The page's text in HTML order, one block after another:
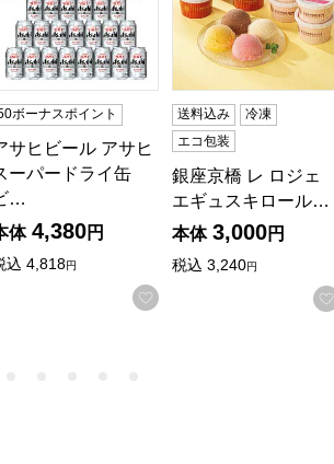
に入りに登録する
ボーナスポイント
サヒビール アサヒ
ーパードライ缶
…
体 4,380円
込 4,818円
お気に入りに登録する
送料込み
冷凍
エコ包装
銀座京橋 レ ロジェ
エギュスキロール…
本体 3,000円
税込 3,240円